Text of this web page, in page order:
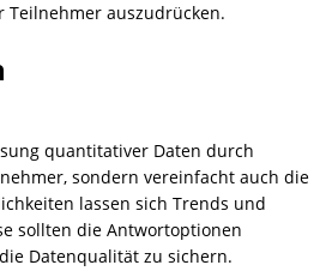
Teilnehmer auszudrücken.
quantitativer Daten durch
sondern vereinfacht auch die
lassen sich Trends und
sollten die Antwortoptionen
Datenqualität zu sichern.